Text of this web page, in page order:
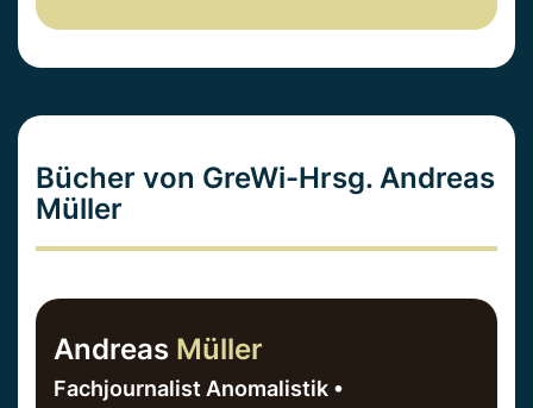
Bücher von GreWi-Hrsg. Andreas
Müller
Andreas Müller
Fachjournalist Anomalistik •